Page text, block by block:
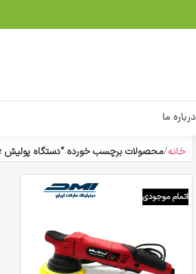
درباره ما
خانه محصولات برچسب خورده “دستگاه پولیش maxshine”
اتمام موجودی